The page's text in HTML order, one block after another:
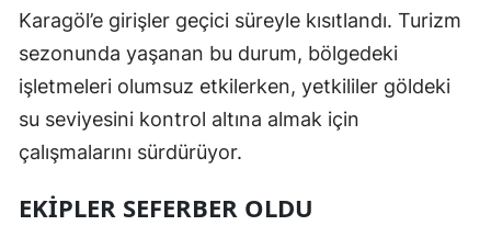
Rize
Sakarya
Samsun
Karagöl’e girişler geçici süreyle kısıtlandı. Turizm
sezonunda yaşanan bu durum, bölgedeki
işletmeleri olumsuz etkilerken, yetkililer göldeki
su seviyesini kontrol altına almak için
çalışmalarını sürdürüyor.
EKIPLER SEFERBER OLDU